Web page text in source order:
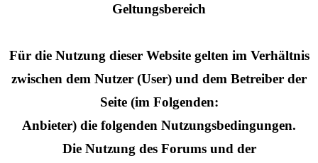
Geltungsbereich
Für die Nutzung dieser Website gelten im Verhältnis
zwischen dem Nutzer (User) und dem Betreiber der
Seite (im Folgenden:
Anbieter) die folgenden Nutzungsbedingungen.
Die Nutzung des Forums und der